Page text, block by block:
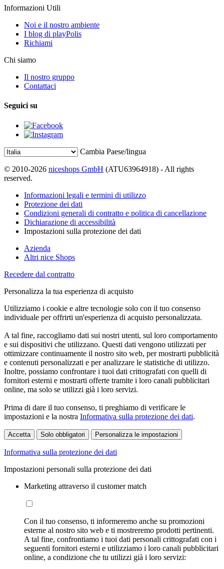
Informazioni Utili
Noi e il nostro ambiente
I blog di playPolis
Richiami
Chi siamo
Il nostro gruppo
Contattaci
Seguici su
Cambia Paese/lingua
© 2010-2026 niceshops GmbH (ATU63964918) - All rights
reserved.
Informazioni legali e termini di utilizzo
Protezione dei dati
Condizioni generali di contratto e politica di cancellazione
Dichiarazione di accessibilità
Impostazioni sulla protezione dei dati
Azienda
Altri nice Shops
Recedere dal contratto
Personalizza la tua esperienza di acquisto
Utilizziamo i cookie e altre tecnologie solo con il tuo consenso
individuale per offrirti un'esperienza di acquisto personalizzata.
A tal fine, raccogliamo dati sui nostri utenti, sul loro comportamento
e sui dispositivi che utilizzano. Questi dati vengono utilizzati per
ottimizzare continuamente il nostro sito web, per mostrarti pubblicità
e contenuti personalizzati e per analizzare le statistiche di utilizzo.
Inoltre, possiamo confrontare i tuoi dati crittografati con quelli di
fornitori esterni e mostrarti offerte tramite i loro canali pubblicitari
online, ma solo se utilizzi già i loro servizi.
Prima di dare il tuo consenso, ti preghiamo di verificare le
impostazioni e la nostra Informativa sulla protezione dei dati.
Accetta Solo obbligatori Personalizza le impostazioni
Informativa sulla protezione dei dati
Impostazioni personali sulla protezione dei dati
Marketing attraverso il customer match
Con il tuo consenso, ti informeremo anche su promozioni
esterne al nostro sito web e ti mostreremo prodotti pertinenti.
A tal fine, confrontiamo i tuoi dati personali crittografati con i
seguenti fornitori esterni e utilizziamo i loro canali pubblicitari
online, a condizione che tu utilizzi già i loro servizi: